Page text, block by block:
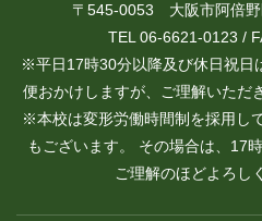
〒545-0053 大阪市阿倍野
TEL 06-6621-0123 /
※平日17時30分以降及び休日祝日
便おかけしますが、ご理解いただ
※本校は変形労働時間制を採用し
もございます。 その場合は、17
ご理解のほどよろし